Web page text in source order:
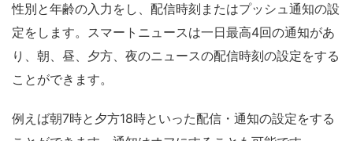
性別と年齢の入力をし、配信時刻またはプッシュ通知の設
定をします。スマートニュースは一日最高4回の通知があ
り、朝、昼、夕方、夜のニュースの配信時刻の設定をする
ことができます。
例えば朝7時と夕方18時といった配信・通知の設定をする